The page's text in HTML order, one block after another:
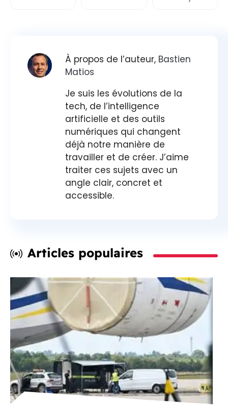
À propos de l’auteur, Bastien
Matios
Je suis les évolutions de la
tech, de l’intelligence
artificielle et des outils
numériques qui changent
déjà notre manière de
travailler et de créer. J’aime
traiter ces sujets avec un
angle clair, concret et
accessible.
Articles populaires